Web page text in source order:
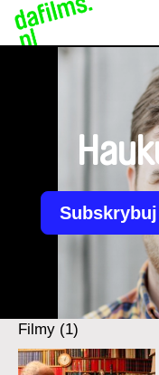
Filmy (1)